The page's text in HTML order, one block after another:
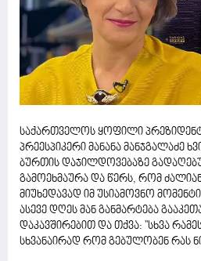
საქართველოს ყოფილი
პრეესპიკერი მანანა მანჯგალაძე
ბურთის დაჯილდოვებაზე
გამოეხმაურა და წერს, რომ ძალიან
მიუხედავად იმ უსიამოვნო
ასევე დღეს მან განმარტება
დაკავშირებით და თქვა: ''სხვა
სხვანაირად რომ გებულობენ რას